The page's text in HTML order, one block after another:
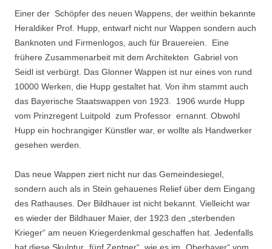
Einer der Schöpfer des neuen Wappens, der weithin bekannte
Heraldiker Prof. Hupp, entwarf nicht nur Wappen sondern auch
Banknoten und Firmenlogos, auch für Brauereien. Eine
frühere Zusammenarbeit mit dem Architekten Gabriel von
Seidl ist verbürgt. Das Glonner Wappen ist nur eines von rund
10000 Werken, die Hupp gestaltet hat. Von ihm stammt auch
das Bayerische Staatswappen von 1923. 1906 wurde Hupp
vom Prinzregent Luitpold zum Professor ernannt. Obwohl
Hupp ein hochrangiger Künstler war, er wollte als Handwerker
gesehen werden.
Das neue Wappen ziert nicht nur das Gemeindesiegel,
sondern auch als in Stein gehauenes Relief über dem Eingang
des Rathauses. Der Bildhauer ist nicht bekannt. Vielleicht war
es wieder der Bildhauer Maier, der 1923 den „sterbenden
Krieger“ am neuen Kriegerdenkmal geschaffen hat. Jedenfalls